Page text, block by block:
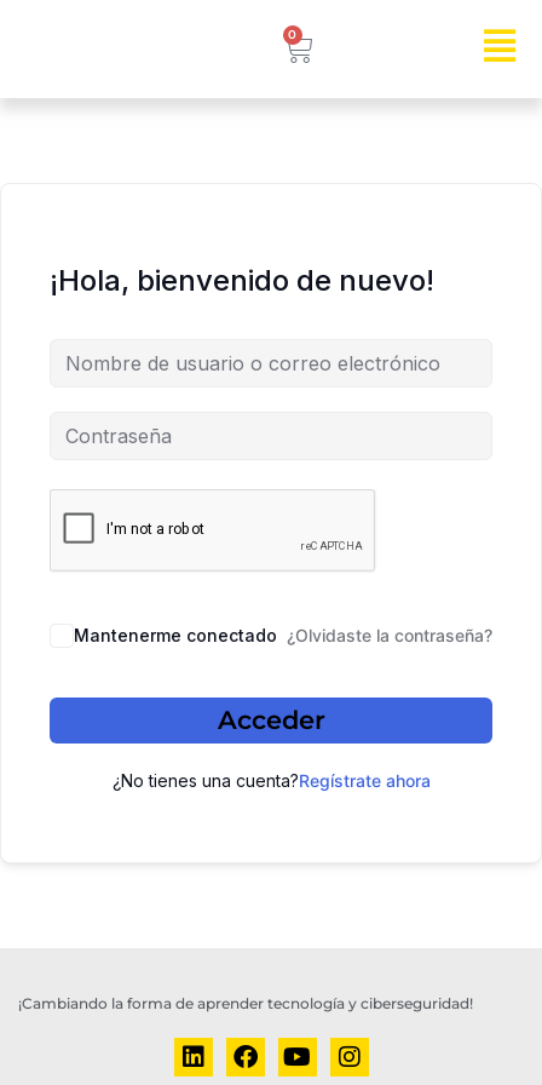
0
¡Hola, bienvenido de nuevo!
Mantenerme conectado ¿Olvidaste la contraseña?
Acceder
¿No tienes una cuenta?Regístrate ahora
¡Cambiando la forma de aprender tecnología y ciberseguridad!